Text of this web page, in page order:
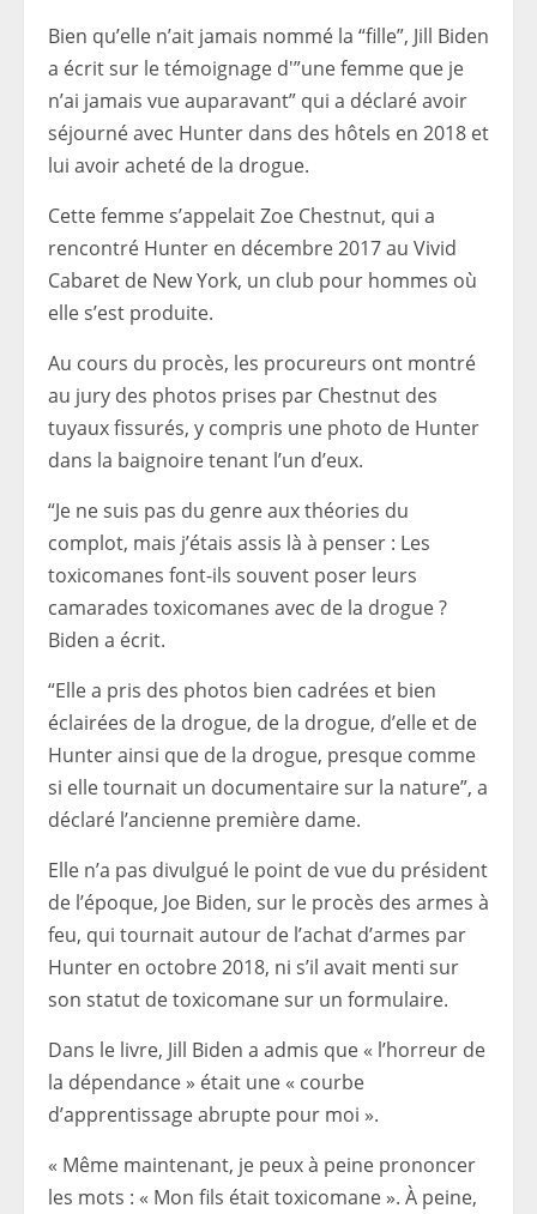
Bien qu’elle n’ait jamais nommé la “fille”, Jill Biden
a écrit sur le témoignage d'”une femme que je
n’ai jamais vue auparavant” qui a déclaré avoir
séjourné avec Hunter dans des hôtels en 2018 et
lui avoir acheté de la drogue.
Cette femme s’appelait Zoe Chestnut, qui a
rencontré Hunter en décembre 2017 au Vivid
Cabaret de New York, un club pour hommes où
elle s’est produite.
Au cours du procès, les procureurs ont montré
au jury des photos prises par Chestnut des
tuyaux fissurés, y compris une photo de Hunter
dans la baignoire tenant l’un d’eux.
“Je ne suis pas du genre aux théories du
complot, mais j’étais assis là à penser : Les
toxicomanes font-ils souvent poser leurs
camarades toxicomanes avec de la drogue ?
Biden a écrit.
“Elle a pris des photos bien cadrées et bien
éclairées de la drogue, de la drogue, d’elle et de
Hunter ainsi que de la drogue, presque comme
si elle tournait un documentaire sur la nature”, a
déclaré l’ancienne première dame.
Elle n’a pas divulgué le point de vue du président
de l’époque, Joe Biden, sur le procès des armes à
feu, qui tournait autour de l’achat d’armes par
Hunter en octobre 2018, ni s’il avait menti sur
son statut de toxicomane sur un formulaire.
Dans le livre, Jill Biden a admis que « l’horreur de
la dépendance » était une « courbe
d’apprentissage abrupte pour moi ».
« Même maintenant, je peux à peine prononcer
les mots : « Mon fils était toxicomane ». À peine,